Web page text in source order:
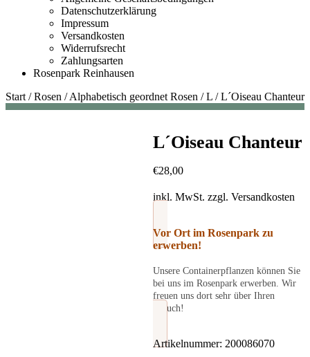
Datenschutzerklärung
Impressum
Versandkosten
Widerrufsrecht
Zahlungsarten
Rosenpark Reinhausen
Start /Rosen /Alphabetisch geordnet Rosen /L /L´Oiseau Chanteur
L´Oiseau Chanteur
€28,00
inkl. MwSt. zzgl. Versandkosten
Vor Ort im Rosenpark zu
erwerben!
Unsere Containerpflanzen können Sie
bei uns im Rosenpark erwerben. Wir
freuen uns dort sehr über Ihren
Besuch!
Artikelnummer: 200086070